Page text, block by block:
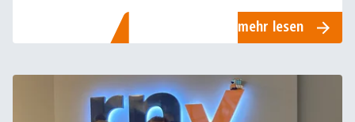
über die Bedeutung der BUGA 23 für die rnv.
mehr lesen